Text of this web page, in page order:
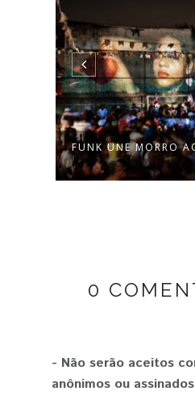
FUNK UNE MORRO
0
- Não serão aceitos
anônimos ou